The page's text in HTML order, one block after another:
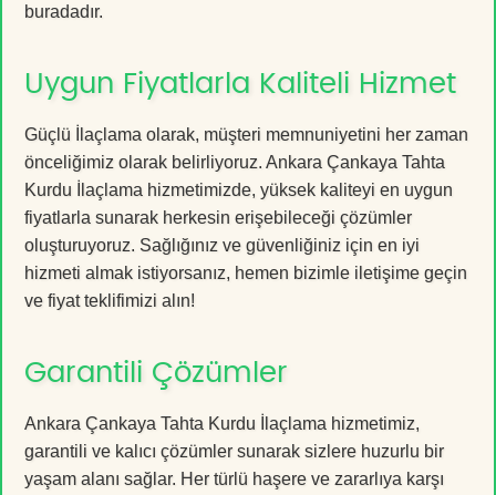
buradadır.
Uygun Fiyatlarla Kaliteli Hizmet
Güçlü İlaçlama olarak, müşteri memnuniyetini her zaman
önceliğimiz olarak belirliyoruz. Ankara Çankaya Tahta
Kurdu İlaçlama hizmetimizde, yüksek kaliteyi en uygun
fiyatlarla sunarak herkesin erişebileceği çözümler
oluşturuyoruz. Sağlığınız ve güvenliğiniz için en iyi
hizmeti almak istiyorsanız, hemen bizimle iletişime geçin
ve fiyat teklifimizi alın!
Garantili Çözümler
Ankara Çankaya Tahta Kurdu İlaçlama hizmetimiz,
garantili ve kalıcı çözümler sunarak sizlere huzurlu bir
yaşam alanı sağlar. Her türlü haşere ve zararlıya karşı